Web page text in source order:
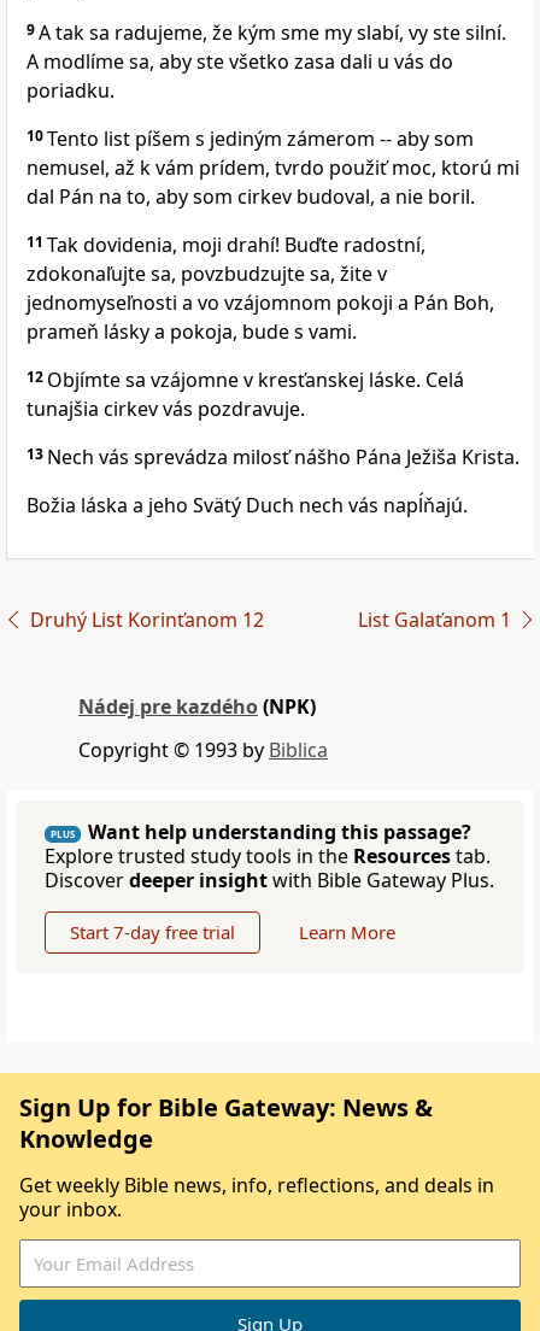
9A tak sa radujeme, že kým sme my slabí, vy ste silní.
A modlíme sa, aby ste všetko zasa dali u vás do
poriadku.
10Tento list píšem s jediným zámerom -- aby som
nemusel, až k vám prídem, tvrdo použiť moc, ktorú mi
dal Pán na to, aby som cirkev budoval, a nie boril.
11 Tak dovidenia, moji drahí! Buďte radostní,
zdokonaľujte sa, povzbudzujte sa, žite v
jednomyseľnosti a vo vzájomnom pokoji a Pán Boh,
prameň lásky a pokoja, bude s vami.
12 Objímte sa vzájomne v kresťanskej láske. Celá
tunajšia cirkev vás pozdravuje.
13 Nech vás sprevádza milosť nášho Pána Ježiša Krista.
Božia láska a jeho Svätý Duch nech vás napĺňajú.
Druhý List Korinťanom 12 List Galaťanom 1
Nádej pre kazdého(NPK)
Copyright © 1993 by Biblica
PLUS
Want help understanding this passage?
Explore trusted study tools in the Resourcestab.
Discoverdeeper insightwith Bible Gateway Plus.
Start 7-day free trial Learn More
Sign Up for Bible Gateway: News &
Knowledge
Get weekly Bible news, info, reflections, and deals in
your inbox.